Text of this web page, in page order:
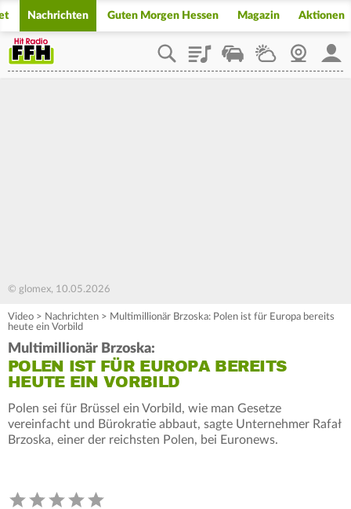
Nachrichten Guten Morgen Hessen Magazin Aktionen
PlaylistStaupilotWetterWebcam
© glomex, 10.05.2026
Video > Nachrichten > Multimillionär Brzoska: Polen ist für Europa bereits
heute ein Vorbild
Multimillionär Brzoska:
POLEN IST FÜR EUROPA BEREITS
HEUTE EIN VORBILD
Polen sei für Brüssel ein Vorbild, wie man Gesetze
vereinfacht und Bürokratie abbaut, sagte Unternehmer Rafał
Brzoska, einer der reichsten Polen, bei Euronews.